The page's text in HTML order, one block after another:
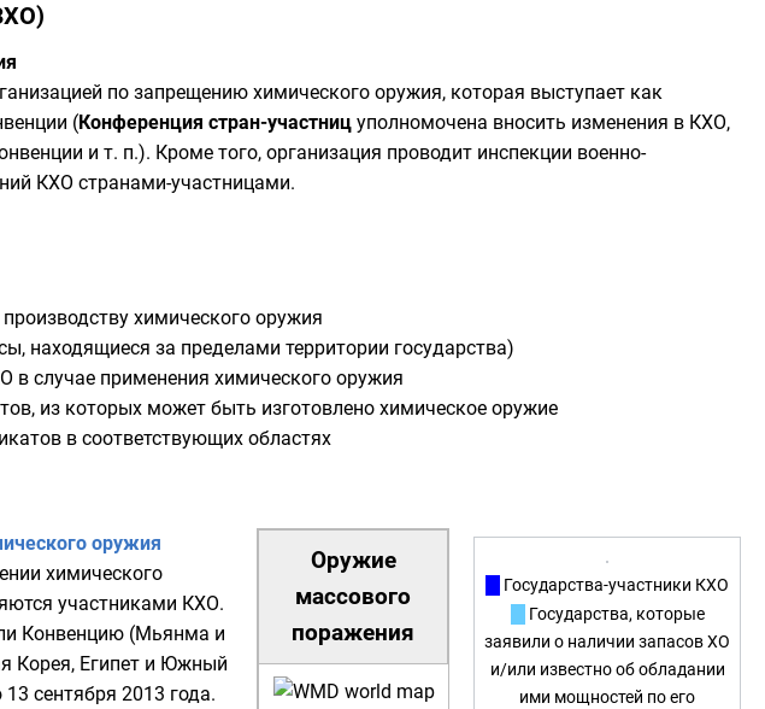
по запрещению химического оружия, которая выступает как
(Конференция стран-участниц уполномочена вносить изменения в КХО,
и т. п.). Кроме того, организация проводит инспекции военно-
КХО странами-участницами.
химического оружия
находящиеся за пределами территории государства)
случае применения химического оружия
из которых может быть изготовлено химическое оружие
в соответствующих областях
Государства-участники КХО
Государства, которые
заявили о наличии запасов ХО
и/или известно об обладании
ими мощностей по его
Оружие
массового
поражения
оружия
химического
участниками КХО.
Конвенцию (Мьянма и
Корея, Египет и Южный
сентября 2013 года.